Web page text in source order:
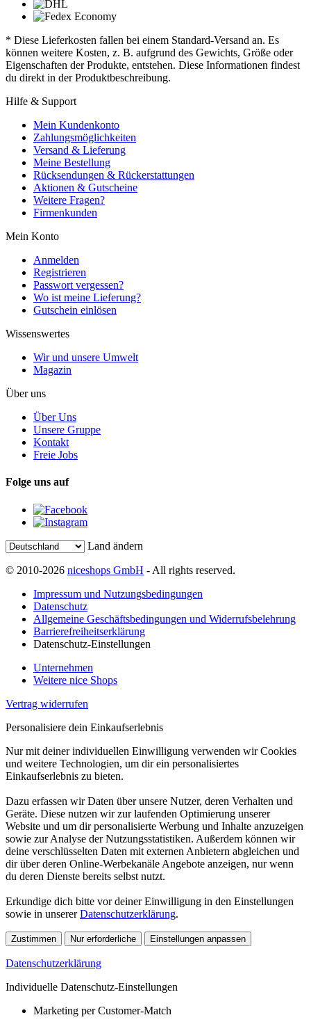
* Diese Lieferkosten fallen bei einem Standard-Versand an. Es
können weitere Kosten, z. B. aufgrund des Gewichts, Größe oder
Eigenschaften der Produkte, entstehen. Diese Informationen findest
du direkt in der Produktbeschreibung.
Hilfe & Support
Mein Kundenkonto
Zahlungsmöglichkeiten
Versand & Lieferung
Meine Bestellung
Rücksendungen & Rückerstattungen
Aktionen & Gutscheine
Weitere Fragen?
Firmenkunden
Mein Konto
Anmelden
Registrieren
Passwort vergessen?
Wo ist meine Lieferung?
Gutschein einlösen
Wissenswertes
Wir und unsere Umwelt
Magazin
Über uns
Über Uns
Unsere Gruppe
Kontakt
Freie Jobs
Folge uns auf
Land ändern
© 2010-2026 niceshops GmbH - All rights reserved.
Impressum und Nutzungsbedingungen
Datenschutz
Allgemeine Geschäftsbedingungen und Widerrufsbelehrung
Barrierefreiheitserklärung
Datenschutz-Einstellungen
Unternehmen
Weitere nice Shops
Vertrag widerrufen
Personalisiere dein Einkaufserlebnis
Nur mit deiner individuellen Einwilligung verwenden wir Cookies
und weitere Technologien, um dir ein personalisiertes
Einkaufserlebnis zu bieten.
Dazu erfassen wir Daten über unsere Nutzer, deren Verhalten und
Geräte. Diese nutzen wir zur laufenden Optimierung unserer
Website und um dir personalisierte Werbung und Inhalte anzuzeigen
sowie zur Analyse der Nutzungsstatistiken. Außerdem können wir
deine verschlüsselten Daten mit externen Anbietern abgleichen und
dir über deren Online-Werbekanäle Angebote anzeigen, nur wenn
du deren Dienste bereits selbst nutzt.
Erkundige dich bitte vor deiner Einwilligung in den Einstellungen
sowie in unsererDatenschutzerklärung.
Zustimmen Nur erforderliche Einstellungen anpassen
Datenschutzerklärung
Individuelle Datenschutz-Einstellungen
Marketing per Customer-Match